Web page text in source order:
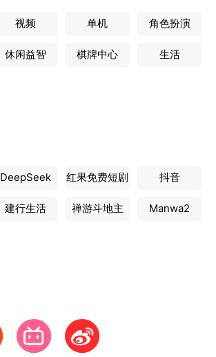
视频 单机 角色扮演
休闲益智 棋牌中心 生活
DeepSeek 红果免费短剧 抖音
建行生活 禅游斗地主 Manwa2